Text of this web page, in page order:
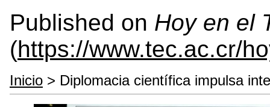
Published on Hoy en el
(https://www.tec.ac.cr/
Inicio > Diplomacia científica impulsa